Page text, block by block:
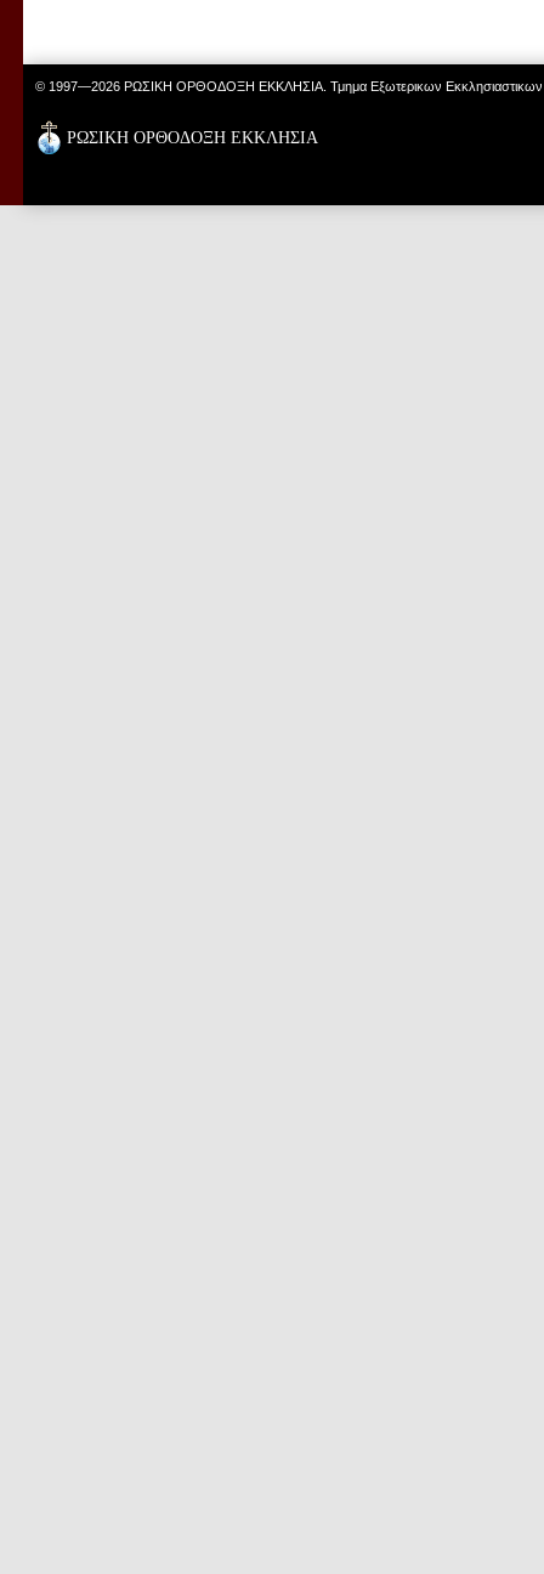
© 1997—2026 ΡΩΣΙΚΗ ΟΡΘΟΔΟΞΗ ΕΚΚΛΗΣΙΑ. Τμημα Εξωτερικων
ΡΩΣΙΚΗ ΟΡΘΟΔΟΞΗ ΕΚΚΛΗΣΙΑ